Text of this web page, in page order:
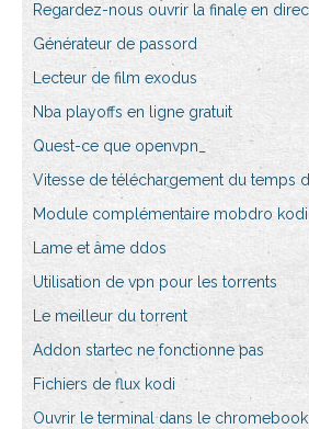
Regardez-nous ouvrir la finale en
Générateur de passord
Lecteur de film exodus
Nba playoffs en ligne gratuit
Quest-ce que openvpn_
Vitesse de téléchargement du temps
Module complémentaire mobdro kodi
Lame et âme ddos
Utilisation de vpn pour les torrents
Le meilleur du torrent
Addon startec ne fonctionne pas
Fichiers de flux kodi
Ouvrir le terminal dans le chromebook